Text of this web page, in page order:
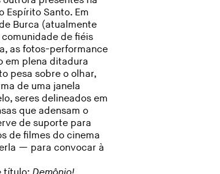
Espírito Santo. Em
Burca (atualmente
de fiéis
as fotos-performance
em plena ditadura
pesa sobre o olhar,
de uma janela
seres delineados em
que adensam o
de suporte para
de filmes do cinema
— para convocar à